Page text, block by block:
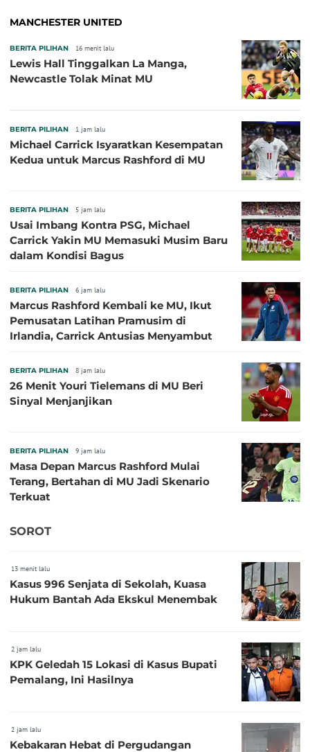
MANCHESTER UNITED
BERITA PILIHAN 16 menit lalu
Lewis Hall Tinggalkan La Manga,
Newcastle Tolak Minat MU
BERITA PILIHAN 1 jam lalu
Michael Carrick Isyaratkan Kesempatan
Kedua untuk Marcus Rashford di MU
BERITA PILIHAN 5 jam lalu
Usai Imbang Kontra PSG, Michael
Carrick Yakin MU Memasuki Musim Baru
dalam Kondisi Bagus
BERITA PILIHAN 6 jam lalu
Marcus Rashford Kembali ke MU, Ikut
Pemusatan Latihan Pramusim di
Irlandia, Carrick Antusias Menyambut
BERITA PILIHAN 8 jam lalu
26 Menit Youri Tielemans di MU Beri
Sinyal Menjanjikan
BERITA PILIHAN 9 jam lalu
Masa Depan Marcus Rashford Mulai
Terang, Bertahan di MU Jadi Skenario
Terkuat
SOROT
13 menit lalu
Kasus 996 Senjata di Sekolah, Kuasa
Hukum Bantah Ada Ekskul Menembak
2 jam lalu
KPK Geledah 15 Lokasi di Kasus Bupati
Pemalang, Ini Hasilnya
2 jam lalu
Kebakaran Hebat di Pergudangan